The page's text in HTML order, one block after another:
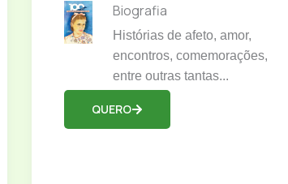
Biografia
Histórias de afeto, amor,
encontros, comemorações,
entre outras tantas...
QUERO